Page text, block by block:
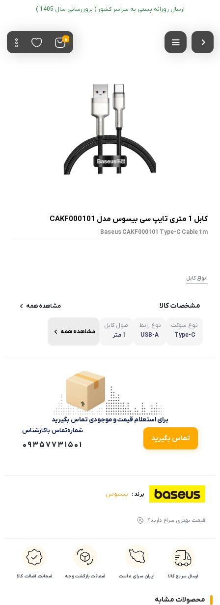
ارسال روزانه پستی به سراسر کشور ( بروزرسانی سال 1405 )
0
کابل 1 متری تایپ سی بیسوس مدل CAKF000101
Baseus CAKF000101 Type-C Cable 1m
انواع کابل
مشخصات کالا مشاهده همه
نوع سوکت
Type-C
نوع رابط
USB-A
طول کابل
1 متر
مشاهده همه
برای استعلام قیمت و موجودی تماس بگیرید
تماس بگیرید
شماره‌تماس‌ با‌کارشناس
09357731501
برند : بیسوس
قیمت بهتری سراغ دارید؟
ارسال سریع کالا ایران سرای ماست ضمانت بازگشت وجه ضمانت اضالت کالا
محصولات مشابه